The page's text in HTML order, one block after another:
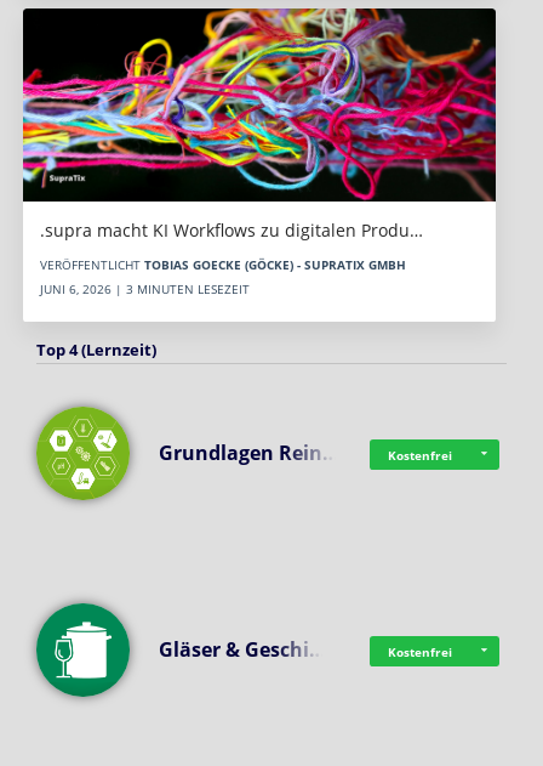
.supra macht KI Workflows zu digitalen Produ…
VERÖFFENTLICHT TOBIAS GOECKE (GÖCKE) - SUPRATIX GMBH
JUNI 6, 2026 | 3 MINUTEN LESEZEIT
Top 4 (Lernzeit)
Grundlagen Rein… Kostenfrei
Gläser & Geschi… Kostenfrei